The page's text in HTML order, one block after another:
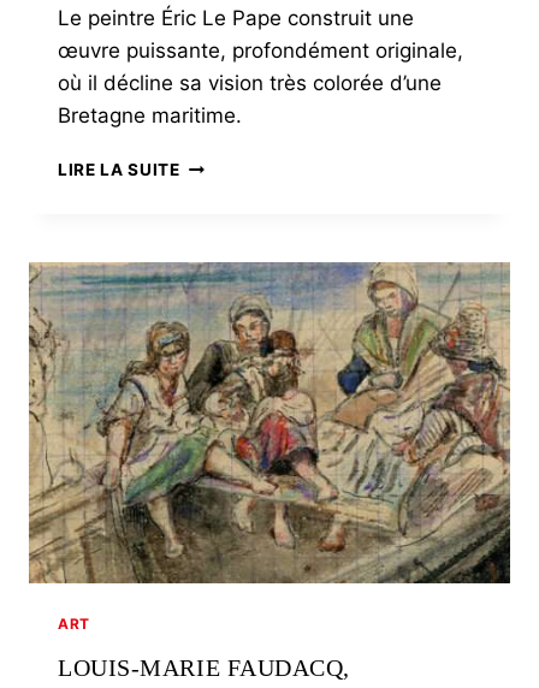
Le peintre Éric Le Pape construit une
œuvre puissante, profondément originale,
où il décline sa vision très colorée d’une
Bretagne maritime.
LIRE LA SUITEÉRIC
LES
COULEURS
BRETONNES
ART
LOUIS-MARIE FAUDACQ,